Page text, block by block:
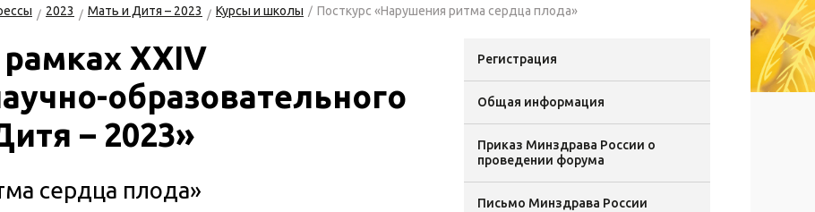
2023 Мать и Дитя – 2023 Курсы и школы Посткурс «Нарушения ритма сердца плода»
XXIV
образовательного
– 2023»
сердца плода»
Регистрация
Общая информация
Приказ Минздрава России о
проведении форума
Письмо Минздрава России